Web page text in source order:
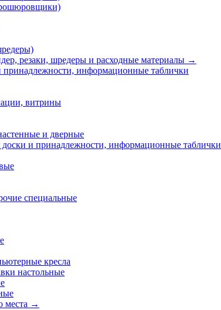
резаки, шредеры и расходные материалы →
информационные таблички
витрины
и дверные
и принадлежности, информационные таблички
специальные
кресла
настольные
места →